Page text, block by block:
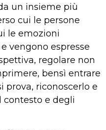
un insieme più
cui le persone
le emozioni
vengono espresse
regolare non
bensì entrare
prova, riconoscerlo e
e degli